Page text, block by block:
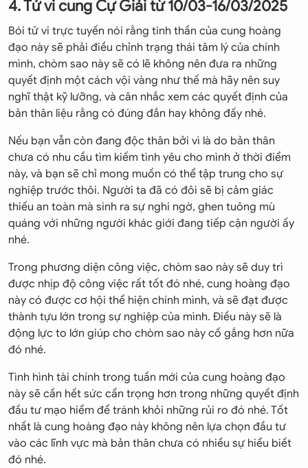
4. Tử vi cung Cự Giải từ 10/03-16/03/2025
Bói tử vi trực tuyến nói rằng tinh thần của cung hoàng
đạo này sẽ phải điều chỉnh trạng thái tâm lý của chính
mình, chòm sao này sẽ có lẽ không nên đưa ra những
quyết định một cách vội vàng như thế mà hãy nên suy
nghĩ thật kỹ lưỡng, và cân nhắc xem các quyết định của
bản thân liệu rằng có đúng đắn hay không đấy nhé.
Nếu bạn vẫn còn đang độc thân bởi vì là do bản thân
chưa có nhu cầu tìm kiếm tình yêu cho mình ở thời điểm
này, và bạn sẽ chỉ mong muốn có thể tập trung cho sự
nghiệp trước thôi. Người ta đã có đôi sẽ bị cảm giác
thiếu an toàn mà sinh ra sự nghi ngờ, ghen tuông mù
quáng với những người khác giới đang tiếp cận người ấy
nhé.
Trong phương diện công việc, chòm sao này sẽ duy trì
được nhịp độ công việc rất tốt đó nhé, cung hoàng đạo
này có được cơ hội thể hiện chính mình, và sẽ đạt được
thành tựu lớn trong sự nghiệp của mình. Điều này sẽ là
động lực to lớn giúp cho chòm sao này cố gắng hơn nữa
đó nhé.
Tình hình tài chính trong tuần mới của cung hoàng đạo
này sẽ cần hết sức cẩn trọng hơn trong những quyết định
đầu tư mạo hiểm để tránh khỏi những rủi ro đó nhé. Tốt
nhất là cung hoàng đạo này không nên lựa chọn đầu tư
vào các lĩnh vực mà bản thân chưa có nhiều sự hiểu biết
đó nhé.